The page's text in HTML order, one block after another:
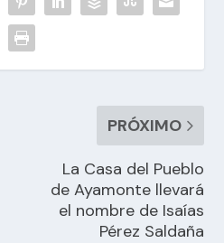
PRÓXIMO
La Casa del Pueblo
de Ayamonte llevará
el nombre de Isaías
Pérez Saldaña